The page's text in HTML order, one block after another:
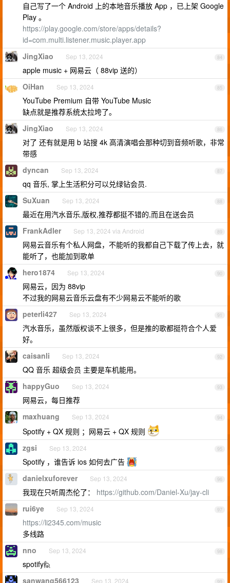
自己写了一个 Android 上的本地音乐播放 App ，已上架 Google
Play 。
https://play.google.com/store/apps/details?
id=com.multi.listener.music.player.app
84
JingXiao Sep 13, 2024
apple music + 网易云（ 88vip 送的）
85
OiHan Sep 13, 2024
YouTube Premium 自带 YouTube Music
缺点就是推荐系统太拉垮了。
86
JingXiao Sep 13, 2024
对了 还有就是用 b 站搜 4k 高清演唱会那种切到音频听歌，非常
带感
87
dyncan Sep 13, 2024
qq 音乐, 掌上生活积分可以兑绿钻会员.
88
SuXuan Sep 13, 2024
最近在用汽水音乐,版权,推荐都挺不错的,而且在送会员
89
FrankAdler Sep 13, 2024 via Android
网易云音乐有个私人网盘，不能听的我都自己下载了传上去，就
能听了，也能加到歌单
90
hero1874 Sep 13, 2024
网易云，因为 88vip
不过我的网易云音乐云盘有不少网易云不能听的歌
91
peterli427 Sep 13, 2024
汽水音乐，虽然版权谈不上很多，但是推的歌都挺符合个人爱
好。
92
caisanli Sep 13, 2024
QQ 音乐 超级会员 主要是车机能用。
93
happyGuo Sep 13, 2024
网易云，每日推荐
94
maxhuang Sep 13, 2024
Spotify + QX 规则 ；网易云 + QX 规则
95
zgsi Sep 13, 2024
Spotify ，谁告诉 ios 如何去广告
96
danielxuforever Sep 13, 2024
我现在只听周杰伦了： https://github.com/Daniel-Xu/jay-cli
97
rui6ye Sep 13, 2024
https://li2345.com/music
多线路
98
nno Sep 13, 2024
spotify🙋‍
sanwang566123 Sep 13, 2024